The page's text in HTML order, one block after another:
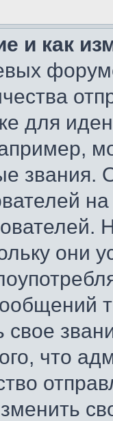
и как
для
звания.
они
свое
что